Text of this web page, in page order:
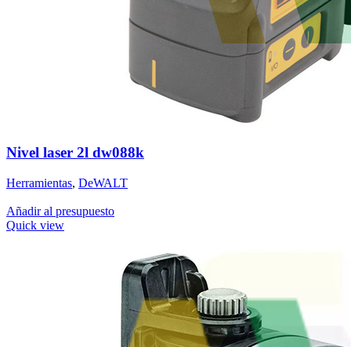
Nivel laser 2l dw088k
Herramientas, DeWALT
Añadir al presupuesto
Quick view